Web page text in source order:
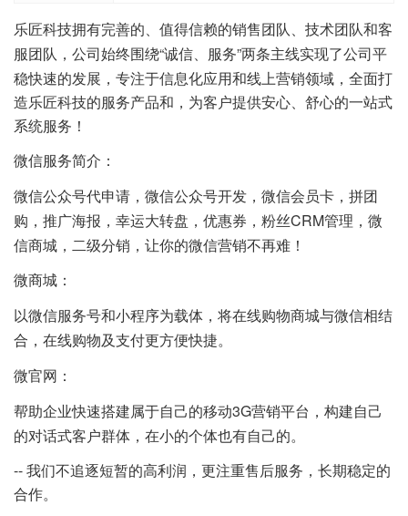
乐匠科技拥有完善的、值得信赖的销售团队、技术团队和客
服团队，公司始终围绕“诚信、服务”两条主线实现了公司平
稳快速的发展，专注于信息化应用和线上营销领域，全面打
造乐匠科技的服务产品和，为客户提供安心、舒心的一站式
系统服务！
微信服务简介：
微信公众号代申请，微信公众号开发，微信会员卡，拼团
购，推广海报，幸运大转盘，优惠券，粉丝CRM管理，微
信商城，二级分销，让你的微信营销不再难！
微商城：
以微信服务号和小程序为载体，将在线购物商城与微信相结
合，在线购物及支付更方便快捷。
微官网：
帮助企业快速搭建属于自己的移动3G营销平台，构建自己
的对话式客户群体，在小的个体也有自己的。
-- 我们不追逐短暂的高利润，更注重售后服务，长期稳定的
合作。